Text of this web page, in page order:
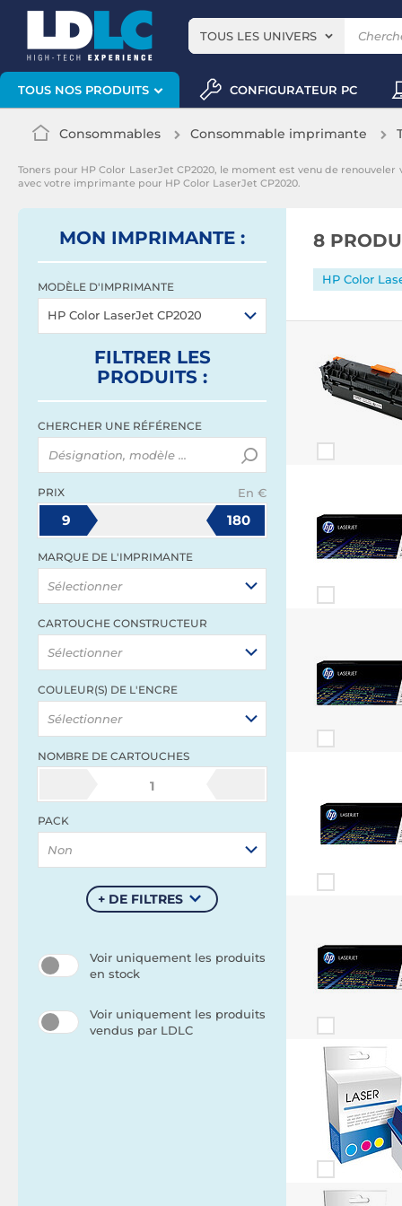
TOUS LES UNIVERS
TOUS NOS PRODUITS CONFIGURATEUR PC
Consommables Consommable imprimante
Toners pour HP Color LaserJet CP2020, le moment est venu de
avec votre imprimante pour HP Color LaserJet CP2020.
MON IMPRIMANTE :
MODÈLE D'IMPRIMANTE
HP Color LaserJet CP2020
FILTRER LES
PRODUITS :
CHERCHER UNE RÉFÉRENCE
PRIX En €
9 180
MARQUE DE L'IMPRIMANTE
Sélectionner
CARTOUCHE CONSTRUCTEUR
Sélectionner
COULEUR(S) DE L'ENCRE
Sélectionner
NOMBRE DE CARTOUCHES
1
PACK
Non
+ DE FILTRES
Voir uniquement les produits
en stock
Voir uniquement les produits
vendus par LDLC
8
HP Color